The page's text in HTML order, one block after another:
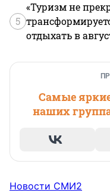
5
«Туризм не
отдыхать в
Самые
наших
Новости СМИ2